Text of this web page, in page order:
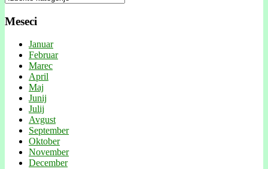
Meseci
Januar
Februar
Marec
April
Maj
Junij
Julij
Avgust
September
Oktober
November
December